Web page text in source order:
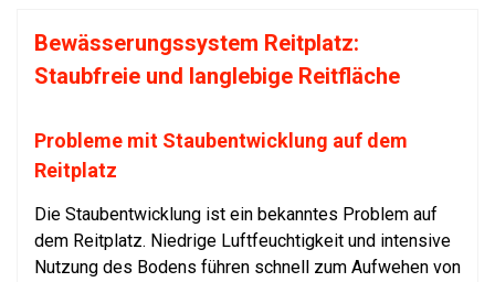
Bewässerungssystem Reitplatz:
Staubfreie und langlebige Reitfläche
Probleme mit Staubentwicklung auf dem
Reitplatz
Die Staubentwicklung ist ein bekanntes Problem auf
dem Reitplatz. Niedrige Luftfeuchtigkeit und intensive
Nutzung des Bodens führen schnell zum Aufwehen von